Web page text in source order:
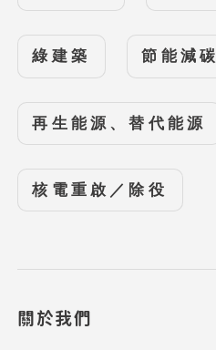
綠建築 節能減碳
再生能源、替代能源
核電重啟／除役
關於我們